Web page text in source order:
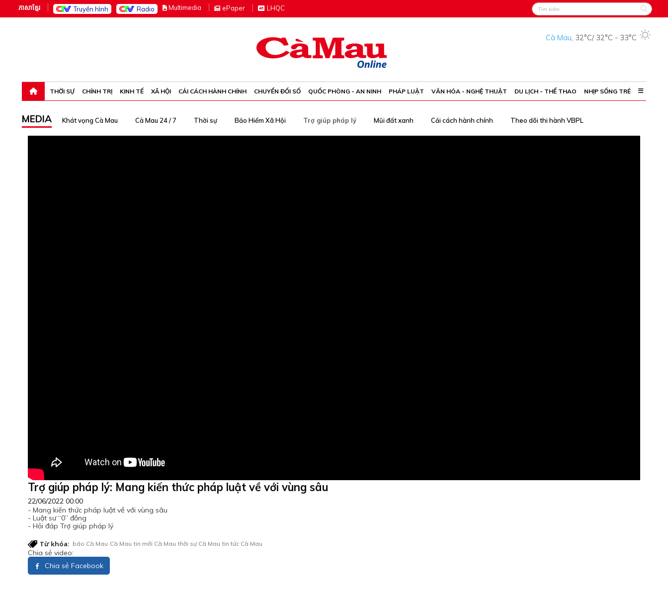
ភាសាខ្មែរ Truyền hình Radio Multimedia ePaper LHQC
Cà Mau, 32°C/ 32°C - 33°C
THỜI SỰ CHÍNH TRỊ KINH TẾ XÃ HỘI CẢI CÁCH HÀNH CHÍNH CHUYỂN ĐỔI SỐ QUỐC PHÒNG - AN NINH PHÁP LUẬT VĂN HÓA - NGHỆ THUẬT DU LỊCH - THỂ THAO NHỊP SỐNG TRẺ
MEDIA Khát vọng Cà Mau Cà Mau 24 / 7 Thời sự Bảo Hiểm Xã Hội Trợ giúp pháp lý Mũi đất xanh Cải cách hành chính Theo dõi thi hành VBPL
Trợ giúp pháp lý: Mang kiến thức pháp luật về với vùng sâu
22/06/2022 00:00
- Mang kiến thức pháp luật về với vùng sâu
- Luật sư “0” đồng
- Hỏi đáp Trợ giúp pháp lý
Từ khóa: báo Cà Mau Cà Mau tin mới Cà Mau thời sự Cà Mau tin tức Cà Mau
Chia sẻ video:
Chia sẻ Facebook